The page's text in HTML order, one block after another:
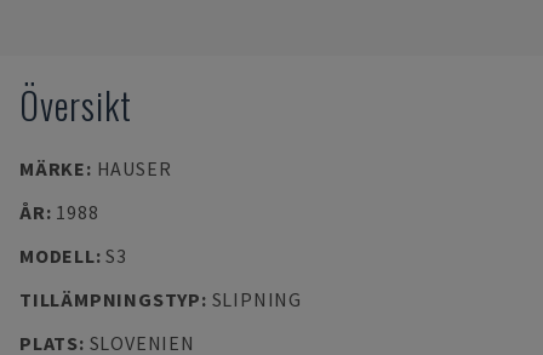
Översikt
MÄRKE: HAUSER
ÅR: 1988
MODELL:S3
TILLÄMPNINGSTYP: SLIPNING
PLATS: SLOVENIEN